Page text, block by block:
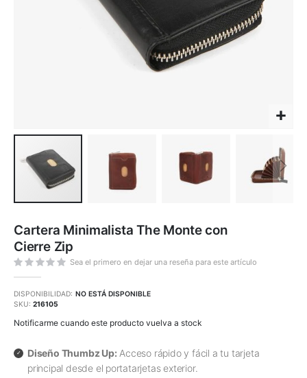
comienzo
de
la
galería
de
imágenes
Cartera Minimalista The Monte con
Cierre Zip
Sea el primero en dejar una reseña para este artículo
DISPONIBILIDAD: NO ESTÁ DISPONIBLE
SKU 216105
Notificarme cuando este producto vuelva a stock
Diseño Thumbz Up: Acceso rápido y fácil a tu tarjeta
principal desde el portatarjetas exterior.